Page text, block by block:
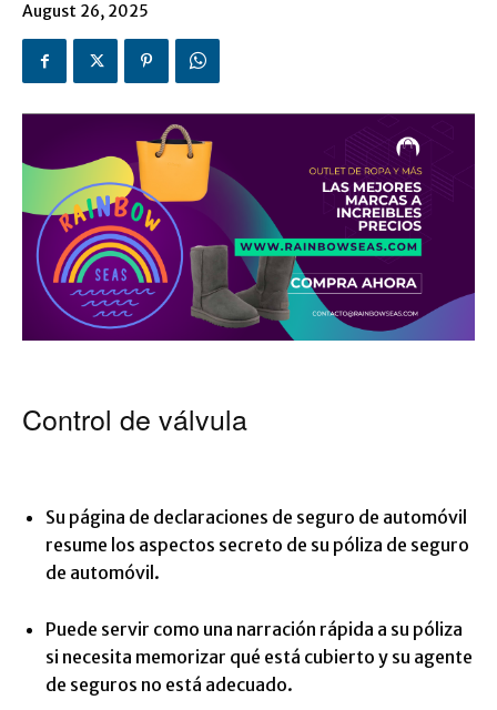
August 26, 2025
Control de válvula
Su página de declaraciones de seguro de automóvil
resume los aspectos secreto de su póliza de seguro
de automóvil.
Puede servir como una narración rápida a su póliza
si necesita memorizar qué está cubierto y su agente
de seguros no está adecuado.